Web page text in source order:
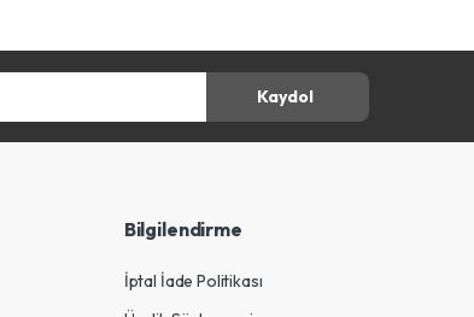
Kaydol
Bilgilendirme
İptal İade Politikası